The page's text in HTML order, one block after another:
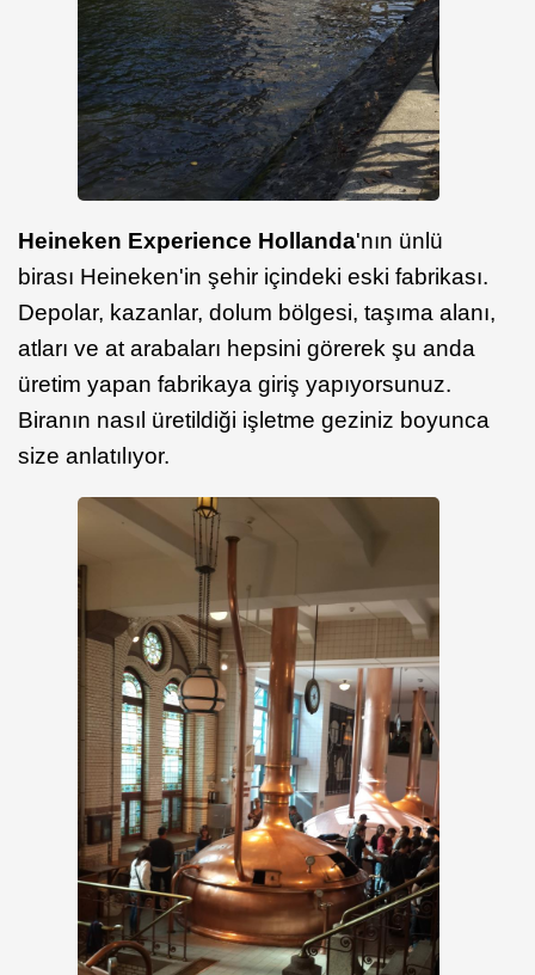
Heineken Experience Hollanda'nın ünlü
birası Heineken'in şehir içindeki eski fabrikası.
Depolar, kazanlar, dolum bölgesi, taşıma alanı,
atları ve at arabaları hepsini görerek şu anda
üretim yapan fabrikaya giriş yapıyorsunuz.
Biranın nasıl üretildiği işletme geziniz boyunca
size anlatılıyor.